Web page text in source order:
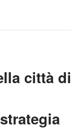
città di